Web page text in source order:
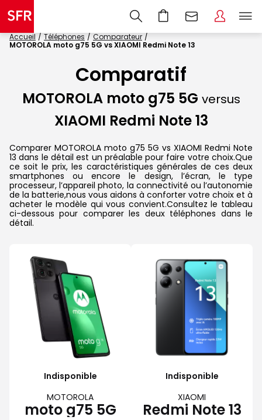
Accueil Téléphones
Comparateur
MOTOROLA moto g75 5G vs XIAOMI Redmi Note 13
Comparatif
MOTOROLA moto g75 5G versus
XIAOMI Redmi Note 13
Comparer MOTOROLA moto g75 5G vs XIAOMI Redmi Note
13 dans le détail est un préalable pour faire votre choix.Que
ce soit le prix, les caractéristiques générales de ces deux
smartphones ou encore le design, l’écran, le type
processeur, l’appareil photo, la connectivité ou l’autonomie
de la batterie,nous vous aidons à conforter votre choix et à
acheter le modèle qui vous convient.Consultez le tableau
ci-dessous pour comparer les deux téléphones dans le
détail.
Indisponible
MOTOROLA
moto g75 5G
Indisponible
XIAOMI
Redmi Note 13